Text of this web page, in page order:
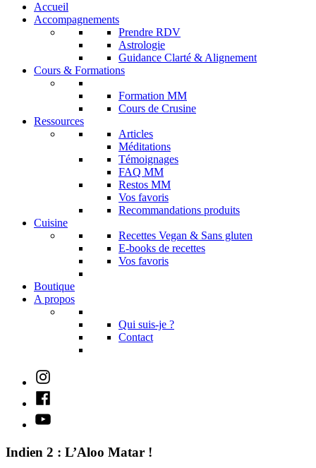
Accueil
Accompagnements
Prendre RDV
Astrologie
Guidance Clarté & Alignement
Cours & Formations
Formation MM
Cours de Crusine
Ressources
Articles
Méditations
Témoignages
FAQ MM
Restos MM
Vos favoris
Recommandations produits
Cuisine
Recettes Vegan & Sans gluten
E-books de recettes
Vos favoris
Boutique
A propos
Qui suis-je ?
Contact
Instagram
Facebook
Youtube
Indien 2 : L’Aloo Matar !